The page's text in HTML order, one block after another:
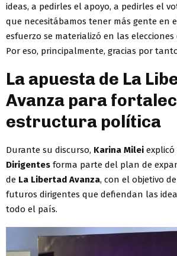
ideas, a pedirles el apoyo, a pedirles el
que necesitábamos tener más gente en
esfuerzo se materializó en las
Por eso, principalmente, gracias por
La apuesta de La
Avanza para
estructura política
Durante su discurso, Karina Milei
Dirigentes forma parte del plan de
de La Libertad Avanza, con el objetivo
futuros dirigentes que defiendan las
todo el país.